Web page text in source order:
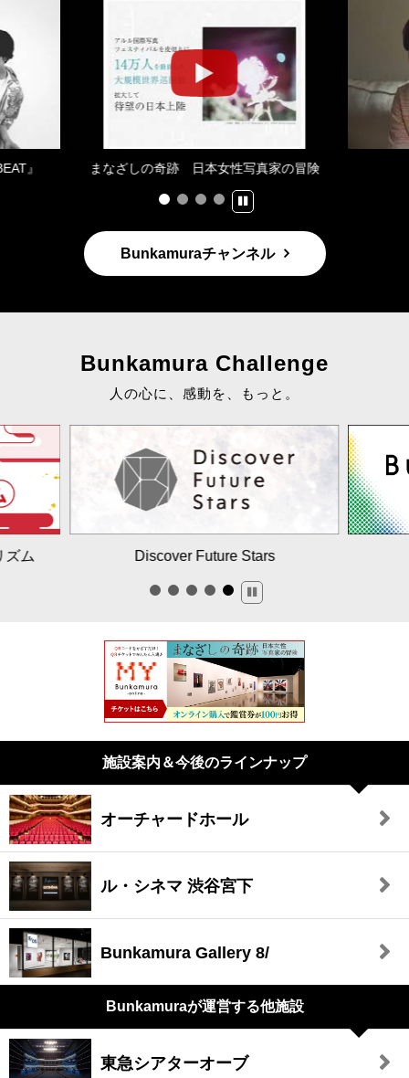
』 まなざしの奇跡 日本女性写真家の冒険
Bunkamuraチャンネル
Bunkamura Challenge
人の心に、感動を、もっと。
ズム Discover Future Stars
施設案内＆今後のラインナップ
オーチャードホール
ル・シネマ 渋谷宮下
Bunkamura Gallery 8/
Bunkamuraが運営する他施設
東急シアターオーブ